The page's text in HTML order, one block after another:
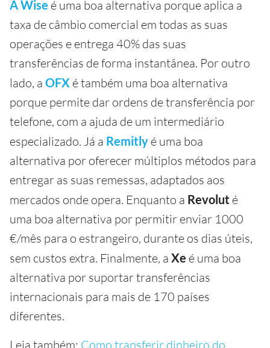
A Wise é uma boa alternativa porque aplica a
taxa de câmbio comercial em todas as suas
operações e entrega 40% das suas
transferências de forma instantânea. Por outro
lado, a OFX é também uma boa alternativa
porque permite dar ordens de transferência por
telefone, com a ajuda de um intermediário
especializado. Já a Remitly é uma boa
alternativa por oferecer múltiplos métodos para
entregar as suas remessas, adaptados aos
mercados onde opera. Enquanto a Revolut é
uma boa alternativa por permitir enviar 1000
€/mês para o estrangeiro, durante os dias úteis,
sem custos extra. Finalmente, a Xe é uma boa
alternativa por suportar transferências
internacionais para mais de 170 países
diferentes.
Leia também: Como transferir dinheiro do